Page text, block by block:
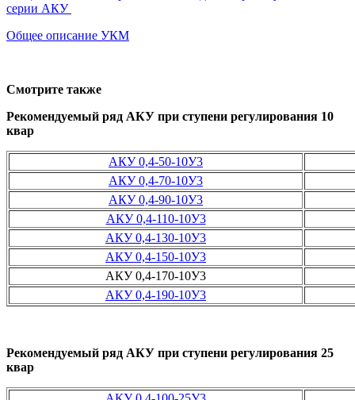
серии АКУ
Общее описание УКМ
Смотрите также
Рекомендуемый ряд АКУ при ступени регулирования 10
квар
АКУ 0,4-50-10У3
АКУ 0,4-70-10У3
АКУ 0,4-90-10У3
АКУ 0,4-110-10У3
АКУ 0,4-130-10У3
АКУ 0,4-150-10У3
АКУ 0,4-170-10У3
АКУ 0,4-190-10У3
Рекомендуемый ряд АКУ при ступени регулирования 25
квар